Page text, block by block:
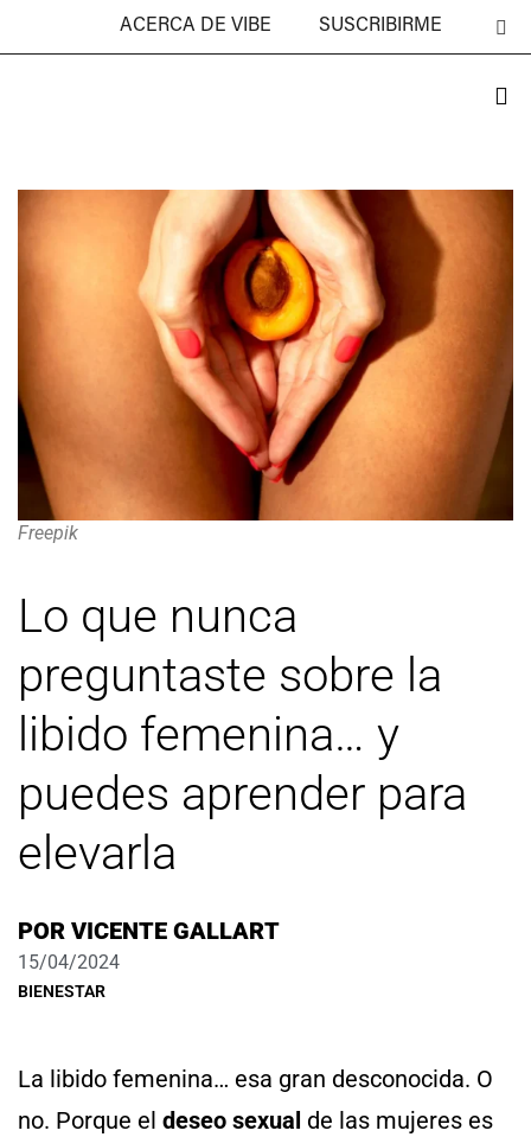
ACERCA DE VIBE SUSCRIBIRME
Freepik
Lo que nunca
preguntaste sobre la
libido femenina… y
puedes aprender para
elevarla
POR VICENTE GALLART
15/04/2024
BIENESTAR
La libido femenina… esa gran desconocida. O
no. Porque el deseo sexual de las mujeres es